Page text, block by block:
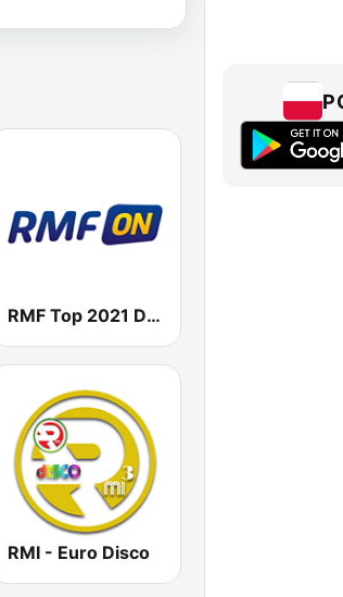
RMF Top 2021 Disco Polo
RMI - Euro Disco